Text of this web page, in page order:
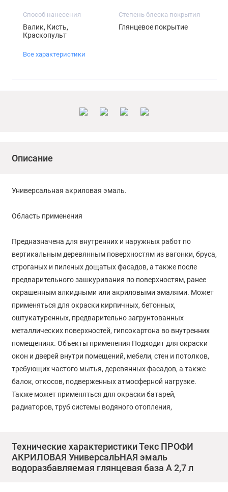
Способ нанесения
Валик, Кисть,
Краскопульт
Степень блеска покрытия
Глянцевое покрытие
Все характеристики
Описание
Универсальная акриловая эмаль.
Область применения
Предназначена для внутренних и наружных работ по
вертикальным деревянным поверхностям из вагонки, бруса,
строганых и пиленых дощатых фасадов, а также после
предварительного зашкуривания по поверхностям, ранее
окрашенным алкидными или акриловыми эмалями. Может
применяться для окраски кирпичных, бетонных,
оштукатуренных, предварительно загрунтованных
металлических поверхностей, гипсокартона во внутренних
помещениях. Объекты применения Подходит для окраски
окон и дверей внутри помещений, мебели, стен и потолков,
требующих частого мытья, деревянных фасадов, а также
балок, откосов, подверженных атмосферной нагрузке.
Также может применяться для окраски батарей,
радиаторов, труб системы водяного отопления,
для окраски в детских дошкольных, учебных, а также в
лечебно-профилактических учреждениях.
Технические характеристики Текс ПРОФИ
АКРИЛОВАЯ УниверсалЬНАЯ эмаль
водоразбавляемая глянцевая база A 2,7 л